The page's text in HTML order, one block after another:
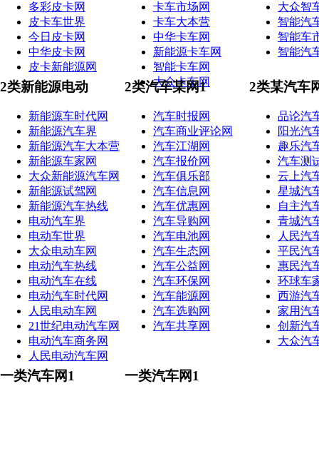
多彩皮卡网
皮卡车世界
今日皮卡网
中华皮卡网
皮卡新能源网
卡车市场网
卡车大本营
中华卡车网
新能源卡车网
智能卡车网
大众卡车网
大众智
智能汽
智能车
智能汽
2类新能源电动
新能源车时代网
新能源汽车界
新能源汽车大本营
新能源车家网
大众新能源汽车网
新能源试驾网
新能源汽车热线
电动汽车界
电动车世界
大众电动车网
电动汽车热线
电动汽车在线
电动汽车时代网
人民电动车网
21世纪电动汽车网
电动汽车商务网
人民电动汽车网
2类汽车某网1
汽车时报网
汽车商业评论网
汽车江湖网
汽车报价网
汽车俱乐部
汽车信息网
汽车优惠网
汽车导购网
汽车电池网
汽车生态网
汽车公益网
汽车环保网
汽车能源网
汽车选购网
汽车共享网
2类某汽车
品论汽
阳光汽
趣乐汽
汽车测
云上汽
星城汽
自主汽
青城汽
人民汽
平民汽
惠民汽
环球车
西游汽
家用汽
创新汽
大众汽
一类汽车网1 一类汽车网1